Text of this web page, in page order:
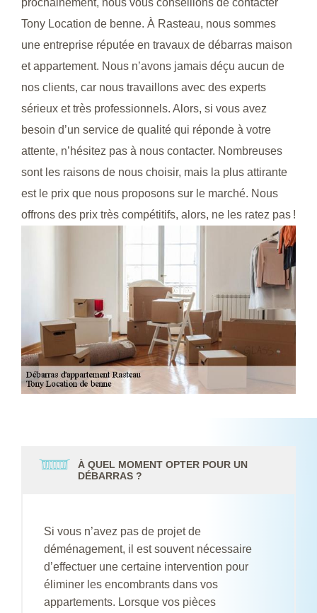
prochainement, nous vous conseillons de contacter
Tony Location de benne. À Rasteau, nous sommes
une entreprise réputée en travaux de débarras maison
et appartement. Nous n’avons jamais déçu aucun de
nos clients, car nous travaillons avec des experts
sérieux et très professionnels. Alors, si vous avez
besoin d’un service de qualité qui réponde à votre
attente, n’hésitez pas à nous contacter. Nombreuses
sont les raisons de nous choisir, mais la plus attirante
est le prix que nous proposons sur le marché. Nous
offrons des prix très compétitifs, alors, ne les ratez pas !
À QUEL MOMENT OPTER POUR UN
DÉBARRAS ?
Si vous n’avez pas de projet de
déménagement, il est souvent nécessaire
d’effectuer une certaine intervention pour
éliminer les encombrants dans vos
appartements. Lorsque vos pièces